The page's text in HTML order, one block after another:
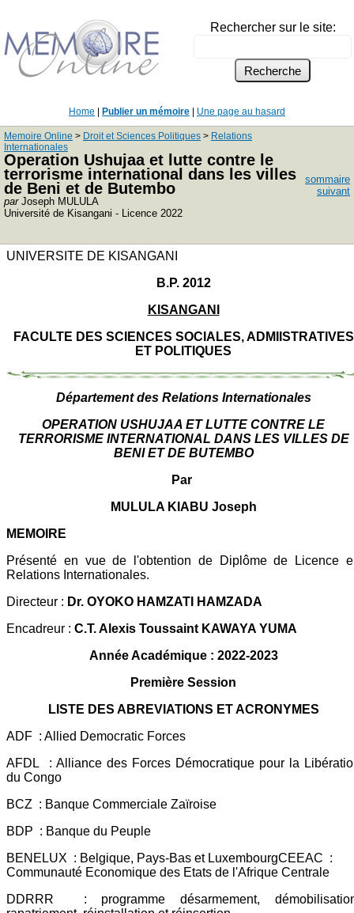
Rechercher sur le site:
Home Publier un mémoire Une page au hasard
Memoire Online > Droit et Sciences Politiques > Relations
Internationales
Operation Ushujaa et lutte contre le
terrorisme international dans les villes
de Beni et de Butembo
parJoseph MULULA
Université de Kisangani - Licence 2022
sommaire
suivant
UNIVERSITE DE KISANGANI
B.P. 2012
KISANGANI
FACULTE DES SCIENCES SOCIALES, ADMIISTRATIVES
ET POLITIQUES
Département des Relations Internationales
OPERATION USHUJAA ET LUTTE CONTRE LE
TERRORISME INTERNATIONAL DANS LES VILLES DE
BENI ET DE BUTEMBO
Par
MULULA KIABU Joseph
MEMOIRE
Présenté en vue de l'obtention de Diplôme de Licence
Relations Internationales.
Directeur : Dr. OYOKO HAMZATI HAMZADA
Encadreur : C.T. Alexis Toussaint KAWAYA YUMA
Année Académique : 2022-2023
Première Session
LISTE DES ABREVIATIONS ET ACRONYMES
ADF : Allied Democratic Forces
AFDL : Alliance des Forces Démocratique pour la
du Congo
BCZ : Banque Commerciale Zaïroise
BDP : Banque du Peuple
BENELUX : Belgique, Pays-Bas et LuxembourgCEEAC :
Communauté Economique des Etats de l'Afrique Centrale
DDRRR : programme désarmement,